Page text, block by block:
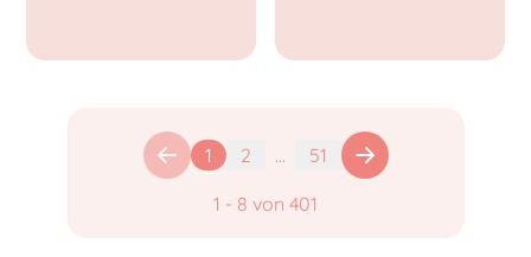
1 2 ... 51
1 - 8 von 401